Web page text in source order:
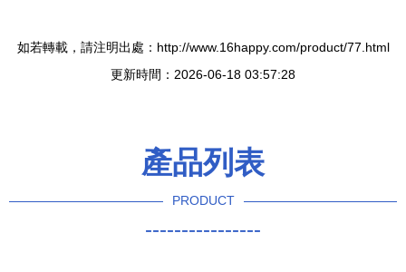
如若轉載，請注明出處：http://www.16happy.com/product/77.html
更新時間：2026-06-18 03:57:28
產品列表
PRODUCT
----------------